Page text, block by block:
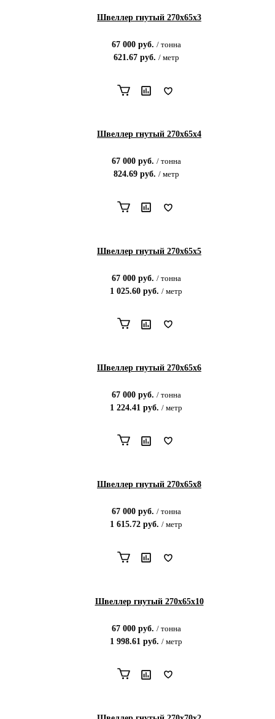
Швеллер гнутый 270х65х3
67 000руб. / тонна
621.67руб. / метр
Швеллер гнутый 270х65х4
67 000руб. / тонна
824.69руб. / метр
Швеллер гнутый 270х65х5
67 000руб. / тонна
1 025.60 руб. / метр
Швеллер гнутый 270х65х6
67 000руб. / тонна
1 224.41 руб. / метр
Швеллер гнутый 270х65х8
67 000руб. / тонна
1 615.72 руб. / метр
Швеллер гнутый 270х65х10
67 000руб. / тонна
1 998.61 руб. / метр